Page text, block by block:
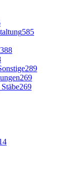
585
388
289
269
269